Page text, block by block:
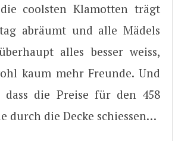
coolsten Klamotten trägt
abräumt und alle Mädels
alles besser weiss,
kaum mehr Freunde. Und
dass die Preise für den 458
durch die Decke schiessen…